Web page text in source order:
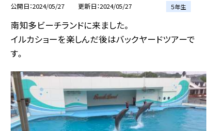
公開日 2024/05/27 更新日 2024/05/27 ５年生
南知多ビーチランドに来ました。
イルカショーを楽しんだ後はバックヤードツアーで
す。